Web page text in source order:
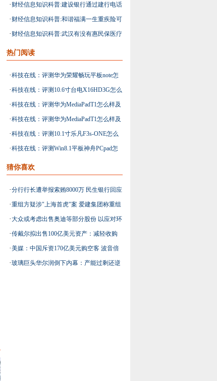
· 财经信息知识科普:建设银行通过建行电话
银行可以办理哪些业务
· 财经信息知识科普:和谐福满一生重疾险可
选责任有哪些
· 财经信息知识科普:武汉有没有惠民保医疗
险
热门阅读
·科技在线：评测华为荣耀畅玩平板note怎
么样及台电8英寸X80HD平板多少钱
·科技在线：评测10.6寸台电X16HD3G怎么
样及10.1寸乐凡S10平板多少钱
·科技在线：评测华为MediaPadT1怎么样及
9.7寸原道M9i平板多少钱
·科技在线：评测华为MediaPadT1怎么样及
9.7寸原道M9i平板多少钱
·科技在线：评测10.1寸乐凡F3s-ONE怎么
样及神舟PCpad平板多少钱
·科技在线：评测Win8.1平板神舟PCpad怎
么样及联想YOGA平板2Windows版多少钱
猜你喜欢
·分行行长遭举报索贿8000万 民生银行回应
系捏造
·重组方疑涉"上海首虎"案 爱建集团称重组
继续推进
·大众或考虑出售奥迪等部分股份 以应对环
保丑闻
·传戴尔拟出售100亿美元资产：减轻收购
EMC负债
·美媒：中国斥资170亿美元购空客 波音倍
感压力
·玻璃巨头华尔润倒下内幕：产能过剩还逆